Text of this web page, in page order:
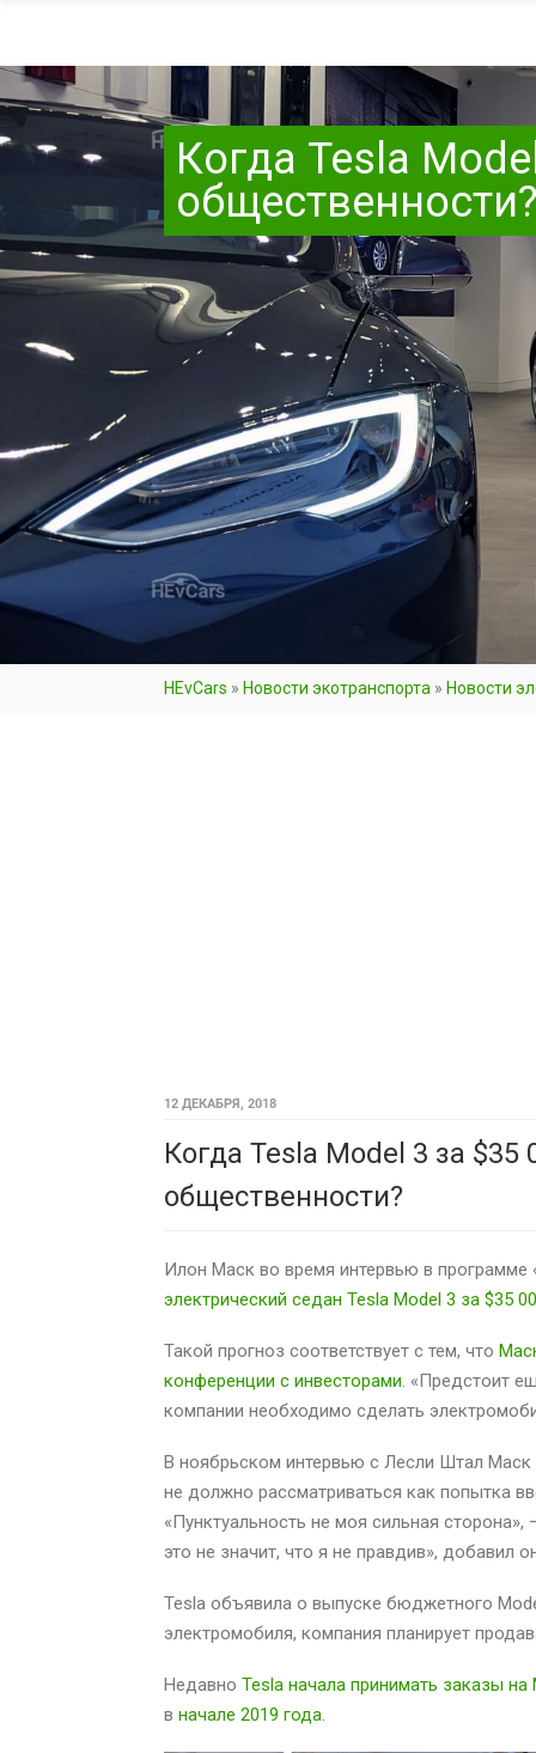
Когда Tesla
общественности?
HEvCars » Новости экотранспорта » Новости
12 ДЕКАБРЯ, 2018
Когда Tesla Model 3 за
общественности?
Илон Маск во время интервью в программе
электрический седан Tesla Model 3 за $35
Такой прогноз соответствует с тем, что
конференции с инвесторами. «Предстоит
компании необходимо сделать
В ноябрьском интервью с Лесли Штал
не должно рассматриваться как попытка
«Пунктуальность не моя сильная
это не значит, что я не правдив», добавил
Tesla объявила о выпуске бюджетного
электромобиля, компания планирует
Недавно Tesla начала принимать заказы на
в начале 2019 года.